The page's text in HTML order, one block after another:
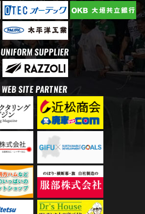
UNIFORM SUPPLIER
WEB SITE PARTNER